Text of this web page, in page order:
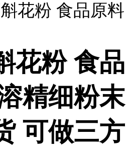
花粉 食品原料
花粉 食品
精细粉末
可做三方